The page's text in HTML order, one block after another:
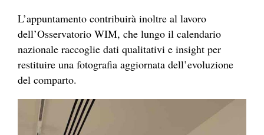
L’appuntamento contribuirà inoltre al lavoro
dell’Osservatorio WIM, che lungo il calendario
nazionale raccoglie dati qualitativi e insight per
restituire una fotografia aggiornata dell’evoluzione
del comparto.